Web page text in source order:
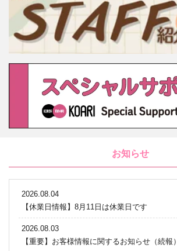
お知らせ
2026.08.04
【休業日情報】8月11日は休業日です
2026.08.03
【重要】お客様情報に関するお知らせ（続報）